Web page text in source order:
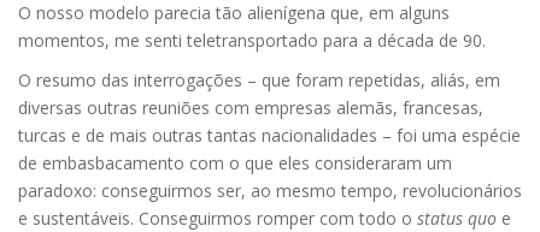
O nosso modelo parecia tão alienígena que, em alguns
momentos, me senti teletransportado para a década de 90.
O resumo das interrogações – que foram repetidas, aliás, em
diversas outras reuniões com empresas alemãs, francesas,
turcas e de mais outras tantas nacionalidades – foi uma espécie
de embasbacamento com o que eles consideraram um
paradoxo: conseguirmos ser, ao mesmo tempo, revolucionários
e sustentáveis. Conseguirmos romper com todo o status quo e